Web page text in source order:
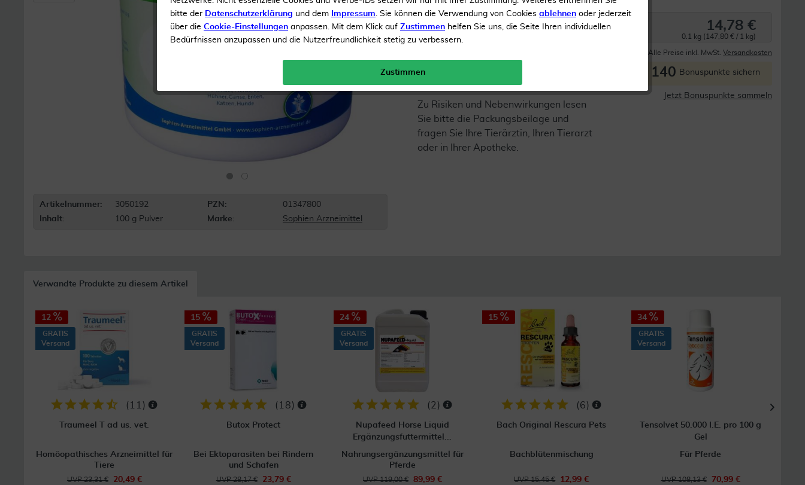
Artikelnummer: 3050192 PZN:
01347800
Inhalt:
100 g Pulver Marke: Sophien Arzneimittel
Inhalt100 g Pulver 14,78 €
0.1 kg (147,80 € / 1 kg)
Alle Preise inkl. MwSt. Versandkosten
140 Bonuspunkte sichern
Jetzt Bonuspunkte sammeln
Zu Risiken und Nebenwirkungen lesen
Sie bitte die Packungsbeilage und
fragen Sie Ihre Tierärztin, Ihren Tierarzt
oder in Ihrer Apotheke.
Verwandte Produkte zu diesem Artikel
12
GRATIS
Versand
( 11 )
Traumeel T ad us. vet.
Homöopathisches Arzneimittel für
Tiere
UVP 23,31 €
20,49 €
15
GRATIS
Versand
( 18)
Butox Protect
Bei Ektoparasiten bei Rindern
und Schafen
UVP 28,17 €
23,79 €
24
GRATIS
Versand
(2 )
Nupafeed Horse Liquid
Ergänzungsfuttermittel...
Nahrungsergänzungsmittel für
Pferde
UVP 119,00 €
89,99 €
15
(6)
Bach Original Rescura Pets
Bachblütenmischung
UVP 15,45 €
12,99 €
34
GRATIS
Versand
Tensolvet 50.000 I.E. pro 100 g
Gel
Für Pferde
UVP 108,13 €
70,99 €
bitte der Datenschutzerklärung und dem Impressum. Sie können die Verwendung von Cookies ablehnen oder jederzeit
über die Cookie-Einstellungen anpassen. Mit dem Klick auf Zustimmen helfen Sie uns, die Seite Ihren individuellen
Bedürfnissen anzupassen und die Nutzerfreundlichkeit stetig zu verbessern.
Zustimmen